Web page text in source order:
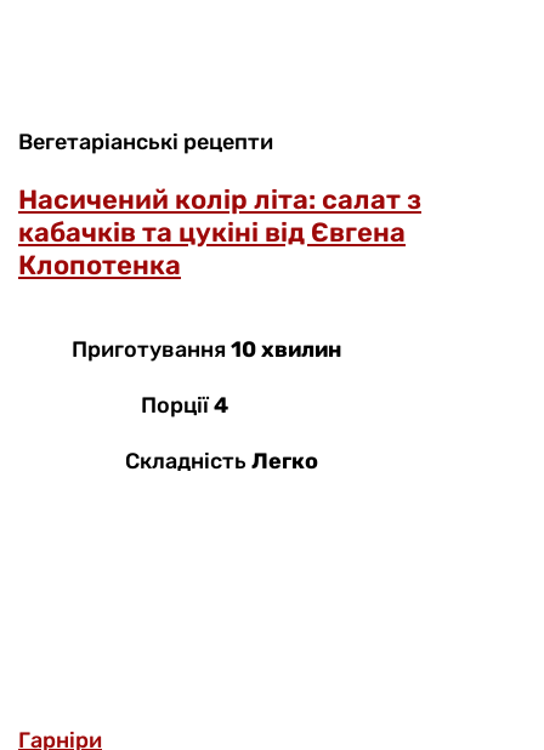
Вегетаріанські рецепти
Насичений колір літа: салат з
кабачків та цукіні від Євгена
Клопотенка
Приготування10 хвилин
Порції4
Складність Легко
Гарніри